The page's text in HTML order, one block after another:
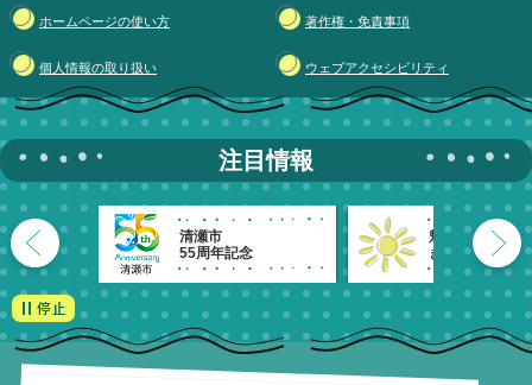
ホームページの使い方 著作権・免責事項
個人情報の取り扱い ウェブアクセシビリティ
注目情報
清瀬市
55周年記念
魅力発信！
きよせのーと。